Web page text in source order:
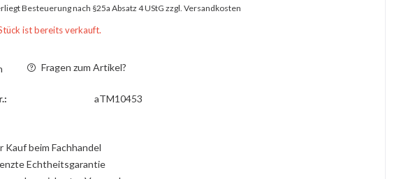
Besteuerung nach §25a Absatz 4 UStGzzgl. Versandkosten
ist bereits verkauft.
Fragen zum Artikel?
aTM10453
Kauf beim Fachhandel
Echtheitsgarantie